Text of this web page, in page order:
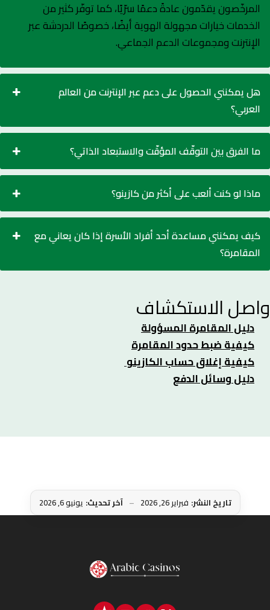
المرخّصون يقدّمون عادةً دعمًا سرّيًا، كما توفّر كثير من
الخدمات خيارات مجهولة الهوية أيضًا، خصوصًا الدردشة عبر
الإنترنت ومجموعات الدعم الجماعي.
هل يمكنني الحصول على دعم عبر الإنترنت من العالم
العربي؟
ما الفرق بين التوقّف المؤقّت والاستبعاد الذاتي؟
ماذا لو كنت ألعب على أكثر من كازينو؟
كيف يمكنني مساعدة أحد أفراد الأسرة إذا كان يعاني مع
المقامرة؟
واصل الاستكشاف
دليل المقامرة المسؤولة
كيفية ضبط حدود المقامرة
كيفية إغلاق حساب الكازينو
دليل وسائل الدفع
تاريخ النشر: فبراير 26, 2026 آخر تحديث: يونيو 6, 2026